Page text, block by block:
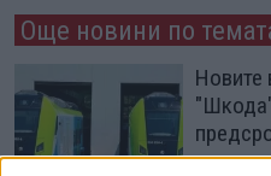
Още новини по
Новите